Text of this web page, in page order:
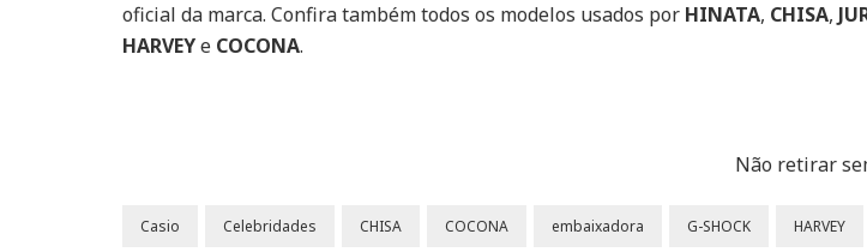
oficial da marca. Confira também todos os modelos usados por HINATA, CHISA,
HARVEYe COCONA.
Não retirar
Casio Celebridades CHISA COCONA embaixadora G-SHOCK HARVEY